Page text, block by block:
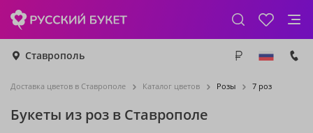
Ставрополь
Доставка цветов в Ставрополе Каталог цветов Розы 7 роз
Букеты из роз в Ставрополе